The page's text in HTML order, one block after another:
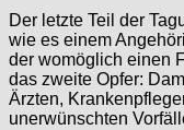
Der letzte Teil der
wie es einem
der womöglich einen
das zweite Opfer:
Ärzten,
unerwünschten